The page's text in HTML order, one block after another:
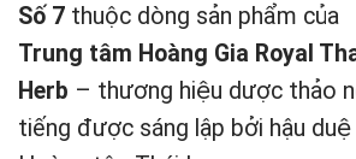
Số 7 thuộc dòng sản phẩm của
Trung tâm Hoàng Gia Royal
Herb – thương hiệu dược thảo
tiếng được sáng lập bởi hậu duệ